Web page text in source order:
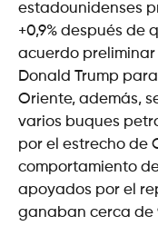
estadounidenses
+0,9% después de
acuerdo
Donald Trump
Oriente, además,
varios buques
por el estrecho de
comportamiento
apoyados por el
ganaban cerca de